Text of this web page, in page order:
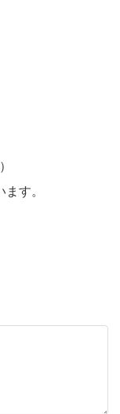
す。